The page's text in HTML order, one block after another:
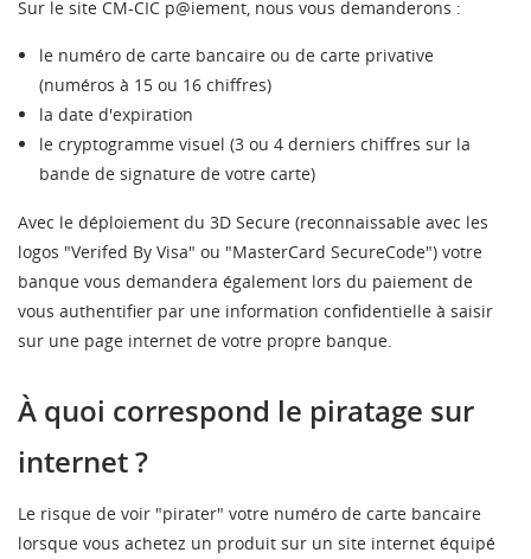
Sur le site CM-CIC p@iement, nous vous demanderons :
le numéro de carte bancaire ou de carte privative
(numéros à 15 ou 16 chiffres)
la date d'expiration
le cryptogramme visuel (3 ou 4 derniers chiffres sur la
bande de signature de votre carte)
Avec le déploiement du 3D Secure (reconnaissable avec les
logos "Verifed By Visa" ou "MasterCard SecureCode") votre
banque vous demandera également lors du paiement de
vous authentifier par une information confidentielle à saisir
sur une page internet de votre propre banque.
À quoi correspond le piratage sur
internet ?
Le risque de voir "pirater" votre numéro de carte bancaire
lorsque vous achetez un produit sur un site internet équipé
Annuler Créer une liste d'envies